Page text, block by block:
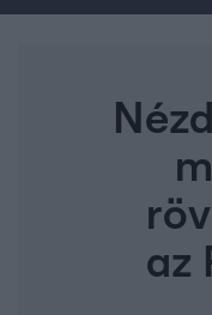
az